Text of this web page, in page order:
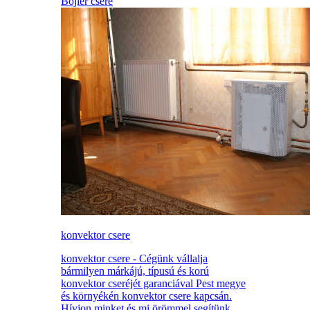
konvektor csere
konvektor csere - Cégünk vállalja
bármilyen márkájú, típusú és korú
konvektor cseréjét garanciával Pest megye
és környékén konvektor csere kapcsán.